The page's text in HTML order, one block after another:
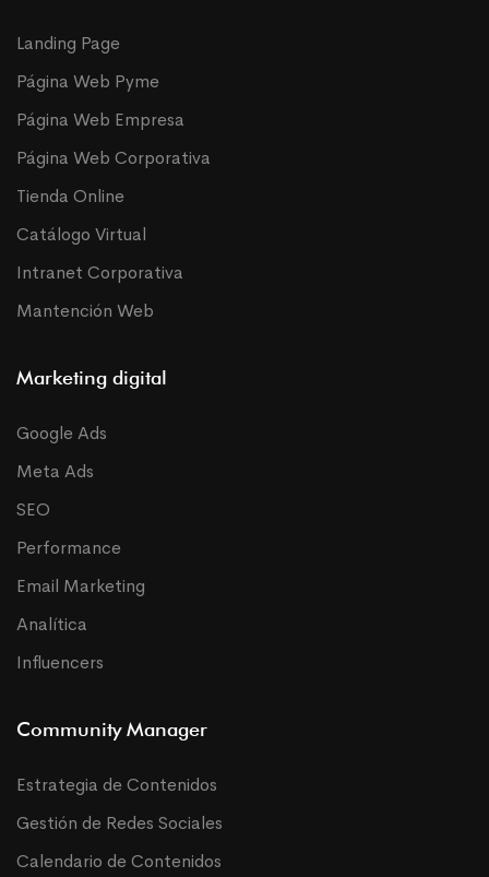
Landing Page
Página Web Pyme
Página Web Empresa
Página Web Corporativa
Tienda Online
Catálogo Virtual
Intranet Corporativa
Mantención Web
Marketing digital
Google Ads
Meta Ads
SEO
Performance
Email Marketing
Analítica
Influencers
Community Manager
Estrategia de Contenidos
Gestión de Redes Sociales
Calendario de Contenidos